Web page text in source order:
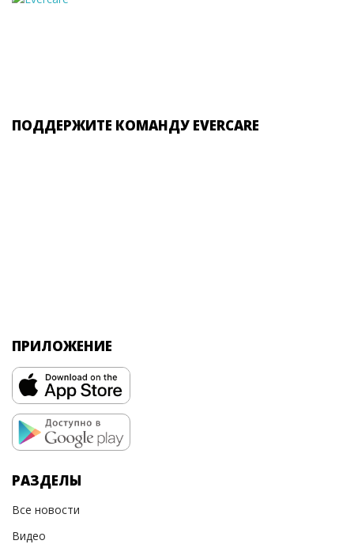
ПОДДЕРЖИТЕ КОМАНДУ EVERCARE
ПРИЛОЖЕНИЕ
РАЗДЕЛЫ
Все новости
Видео